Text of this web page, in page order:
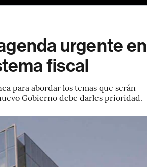
urgente en
fiscal
para abordar los temas que serán
Gobierno debe darles prioridad.